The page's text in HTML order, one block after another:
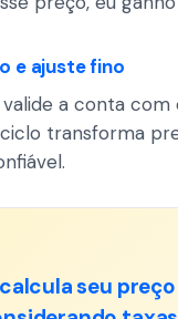
e ajuste fino
a conta
transforma
seu